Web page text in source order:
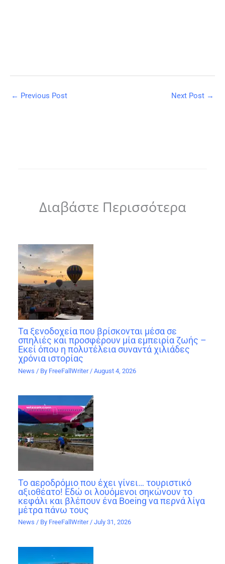
← Previous Post Next Post →
Διαβάστε Περισσότερα
Τα ξενοδοχεία που βρίσκονται μέσα σε
σπηλιές και προσφέρουν μία εμπειρία ζωής –
Εκεί όπου η πολυτέλεια συναντά χιλιάδες
χρόνια ιστορίας
News / By FreeFallWriter /August 4, 2026
Το αεροδρόμιο που έχει γίνει… τουριστικό
αξιοθέατο! Εδώ οι λουόμενοι σηκώνουν το
κεφάλι και βλέπουν ένα Boeing να περνά λίγα
μέτρα πάνω τους
News / By FreeFallWriter/July 31, 2026